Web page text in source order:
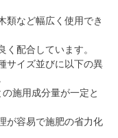
類など幅広く使用でき
配合しています。
サイズ並びに以下の異
施用成分量が一定と
が容易で施肥の省力化